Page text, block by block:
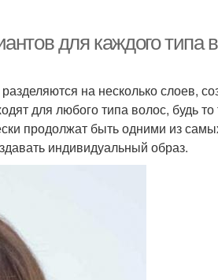
для каждого типа
на несколько слоев,
для любого типа волос, будь то
продолжат быть одними из
индивидуальный образ.